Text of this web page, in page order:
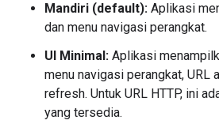
Mandiri (default): Aplikasi
dan menu navigasi perangkat.
UI Minimal: Aplikasi
menu navigasi perangkat, URL
refresh. Untuk URL HTTP, ini
yang tersedia.